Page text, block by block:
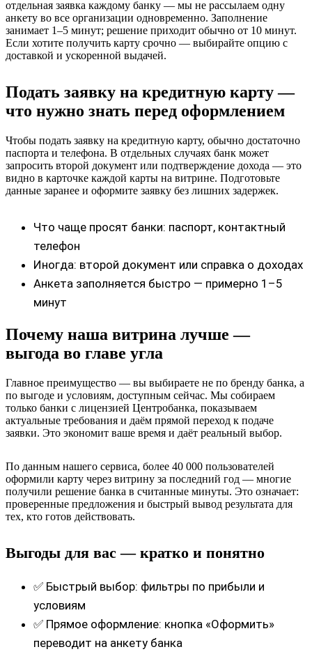
отдельная заявка каждому банку — мы не рассылаем одну
анкету во все организации одновременно. Заполнение
занимает 1–5 минут; решение приходит обычно от 10 минут.
Если хотите получить карту срочно — выбирайте опцию с
доставкой и ускоренной выдачей.
Подать заявку на кредитную карту —
что нужно знать перед оформлением
Чтобы подать заявку на кредитную карту, обычно достаточно
паспорта и телефона. В отдельных случаях банк может
запросить второй документ или подтверждение дохода — это
видно в карточке каждой карты на витрине. Подготовьте
данные заранее и оформите заявку без лишних задержек.
Что чаще просят банки: паспорт, контактный
телефон
Иногда: второй документ или справка о доходах
Анкета заполняется быстро — примерно 1–5
минут
Почему наша витрина лучше —
выгода во главе угла
Главное преимущество — вы выбираете не по бренду банка, а
по выгоде и условиям, доступным сейчас. Мы собираем
только банки с лицензией Центробанка, показываем
актуальные требования и даём прямой переход к подаче
заявки. Это экономит ваше время и даёт реальный выбор.
По данным нашего сервиса, более 40 000 пользователей
оформили карту через витрину за последний год — многие
получили решение банка в считанные минуты. Это означает:
проверенные предложения и быстрый вывод результата для
тех, кто готов действовать.
Выгоды для вас — кратко и понятно
✅ Быстрый выбор: фильтры по прибыли и
условиям
✅ Прямое оформление: кнопка «Оформить»
переводит на анкету банка